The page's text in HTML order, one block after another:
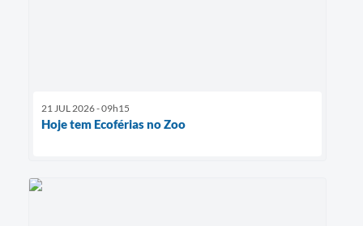
21 JUL 2026 - 09h15
Hoje tem Ecoférias no Zoo